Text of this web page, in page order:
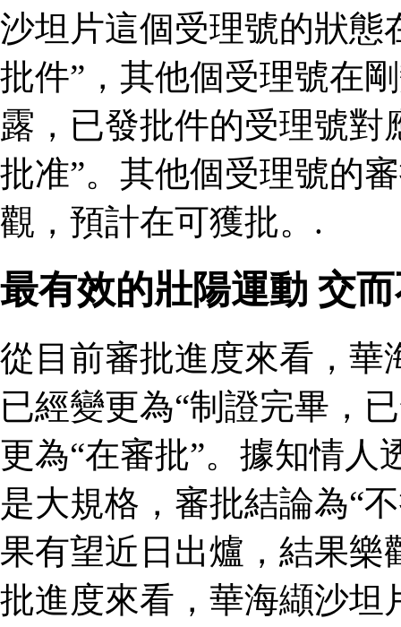
沙坦片這個受理號的狀態
批件”，其他個受理號在
露，已發批件的受理號對
批准”。其他個受理號的
觀，預計在可獲批。.
最有效的壯陽運動 交
從目前審批進度來看，華
已經變更為“制證完畢，
更為“在審批”。據知情
是大規格，審批結論為“
果有望近日出爐，結果樂
批進度來看，華海纈沙坦